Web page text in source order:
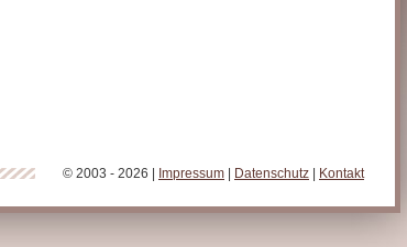
© 2003 - 2026 | Impressum Datenschutz Kontakt